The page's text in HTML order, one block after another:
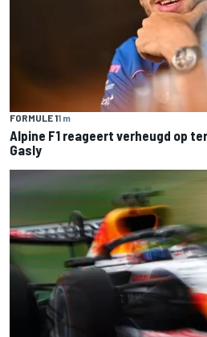
FORMULE 11 m
Alpine F1 reageert verheugd op
Gasly